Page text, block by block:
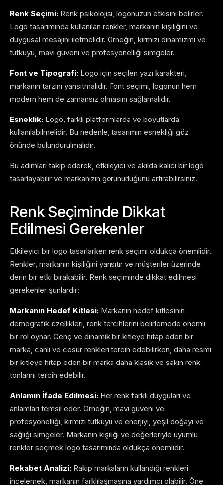
Renk Seçimi: Renk psikolojisi, logonuzun etkisini belirler.
Logo tasarımında kullanılan renkler, markanın kişiliğini ve
duygusal mesajını iletmelidir. Örneğin, kırmızı dinamizmi ve
tutkuyu, mavi güveni ve profesyonelliği simgeler.
Font ve Tipografi: Logo için seçilen yazı karakteri,
markanın tarzını yansıtmalıdır. Font seçimi, logonun hem
modern hem de zamansız olmasını sağlamalıdır.
Esneklik: Logo, farklı platformlarda ve boyutlarda
kullanılabilmelidir. Bu nedenle, tasarımın esnekliği göz
önünde bulundurulmalıdır.
Bu adımları takip ederek, etkileyici ve akılda kalıcı bir logo
tasarlayabilir ve markanızın görünürlüğünü artırabilirsiniz.
Renk Seçiminde Dikkat
Edilmesi Gerekenler
Etkileyici bir logo tasarlarken renk seçimi oldukça önemlidir.
Renkler, markanın kişiliğini yansıtır ve müşteriler üzerinde
derin bir etki bırakabilir. Renk seçiminde dikkat edilmesi
gerekenler şunlardır:
Markanın Hedef Kitlesi: Markanın hedef kitlesinin
demografik özellikleri, renk tercihlerini belirlemede önemli
bir rol oynar. Genç ve dinamik bir kitleye hitap eden bir
marka, canlı ve cesur renkleri tercih edebilirken, daha resmi
bir kitleye hitap eden bir marka daha klasik ve sakin renk
tonlarını tercih edebilir.
Anlamın İfade Edilmesi: Her renk farklı duyguları ve
anlamları temsil eder. Örneğin, mavi güveni ve
profesyonelliği, kırmızı tutkuyu ve enerjiyi, yeşil doğayı ve
sağlığı simgeler. Markanın kişiliği ve değerleriyle uyumlu
renkler seçmek logo tasarımında oldukça önemlidir.
Rekabet Analizi: Rakip markaların kullandığı renkleri
incelemek, markanın farklılaşmasına yardımcı olabilir. Öne